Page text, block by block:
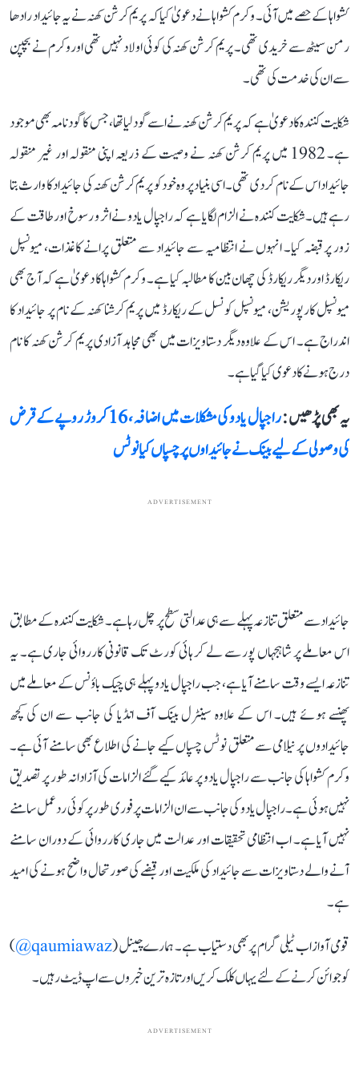
کشواہا کے حصے میں آئی۔ وکرم کشواہا نے دعویٰ کیا کہ پریم کرشن کھنہ نے یہ جائیداد رادھا
رمن سیٹھ سے خریدی تھی۔ پریم کرشن کھنہ کی کوئی اولاد نہیں تھی اور وکرم نے بچپن
سے ان کی خدمت کی تھی۔
شکایت کنندہ کا دعویٰ ہے کہ پریم کرشن کھنہ نے اسے گود لیا تھا، جس کا گود نامہ بھی موجود
ہے۔ 1982 میں پریم کرشن کھنہ نے وصیت کے ذریعہ اپنی منقولہ اور غیر منقولہ
جائیداد اس کے نام کر دی تھی۔ اسی بنیاد پر وہ خود کو پریم کرشن کھنہ کی جائیداد کا وارث بتا
رہے ہیں۔ شکایت کنندہ نے الزام لگایا ہے کہ راجپال یادو نے اثر و رسوخ اور طاقت کے
زور پر قبضہ کیا۔ انہوں نے انتظامیہ سے جائیداد سے متعلق پرانے کاغذات، میونسپل
ریکارڈ اور دیگر ریکارڈ کی چھان بین کا مطالبہ کیا ہے۔ وکرم کشواہا کا دعویٰ ہے کہ آج بھی
میونسپل کارپوریشن، میونسپل کونسل کے ریکارڈ میں پریم کرشنا کھنہ کے نام پر جائیداد کا
اندراج ہے۔ اس کے علاوہ دیگر دستاویزات میں بھی مجاہد آزادی پریم کرشن کھنہ کا نام
درج ہونے کا دعوی کیا گیا ہے۔
یہ بھی پڑھیں :
راجپال یادو کی مشکلات میں اضافہ، 16 کروڑ روپے کے قرض
کی وصولی کے لیے بینک نے جائیداوں پر چسپاں کیا نوٹس
ADVERTISEMENT
جائیداد سے متعلق تنازعہ پہلے سے ہی عدالتی سطح پر چل رہا ہے۔ شکایت کنندہ کے مطابق
اس معاملے پر شاہجہاں پور سے لے کر ہائی کورٹ تک قانونی کارروائی جاری ہے۔ یہ
تنازعہ ایسے وقت سامنے آیا ہے، جب راجپال یادو پہلے ہی چیک باؤنس کے معاملے میں
پھنسے ہوئے ہیں۔ اس کے علاوہ سینٹرل بینک آف انڈیا کی جانب سے ان کی کچھ
جائیدادوں پر نیلامی سے متعلق نوٹس چسپاں کیے جانے کی اطلاع بھی سامنے آئی ہے۔
وکرم کشواہا کی جانب سے راجپال یادو پر عائد کیے گئے الزامات کی آزادانہ طور پر تصدیق
نہیں ہوئی ہے۔ راجپال یادو کی جانب سے ان الزامات پر فوری طور پر کوئی ردعمل سامنے
نہیں آیا ہے۔ اب انتظامی تحقیقات اور عدالت میں جاری کارروائی کے دوران سامنے
آنے والے دستاویزات سے جائیداد کی ملکیت اور قبضے کی صورتحال واضح ہونے کی امید
ہے۔
قومی آواز اب ٹیلی گرام پر بھی دستیاب ہے۔ ہمارے چینل (qaumiawaz@
)
کو جوائن کرنے کے لئے یہاں کلک کریں اور تازہ ترین خبروں سے اپ ڈیٹ رہیں۔
ADVERTISEMENT